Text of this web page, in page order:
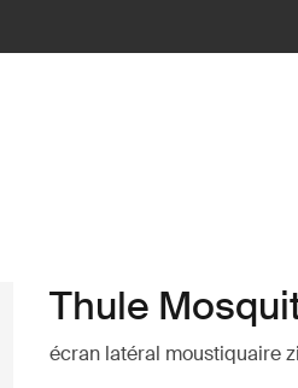
Thule
écran latéral moustiquaire